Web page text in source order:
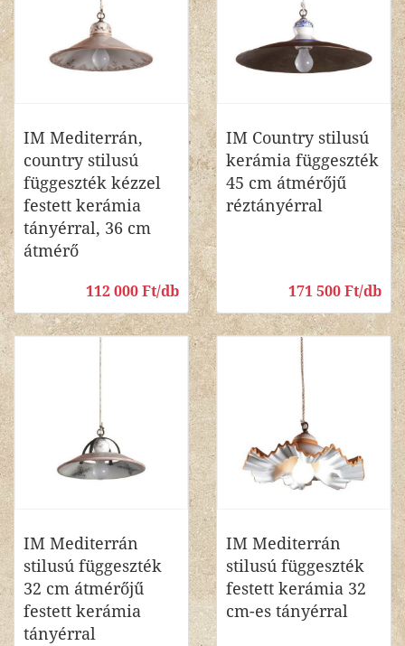
IM Mediterrán,
country stilusú
függeszték kézzel
festett kerámia
tányérral, 36 cm
átmérő
112 000 Ft/db
IM Country stilusú
kerámia függeszték
45 cm átmérőjű
réztányérral
171 500 Ft/db
IM Mediterrán
stilusú függeszték
32 cm átmérőjű
festett kerámia
tányérral
IM Mediterrán
stilusú függeszték
festett kerámia 32
cm-es tányérral